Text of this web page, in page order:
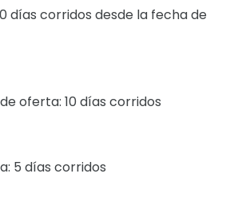
días corridos desde la fecha de
oferta: 10 días corridos
5 días corridos